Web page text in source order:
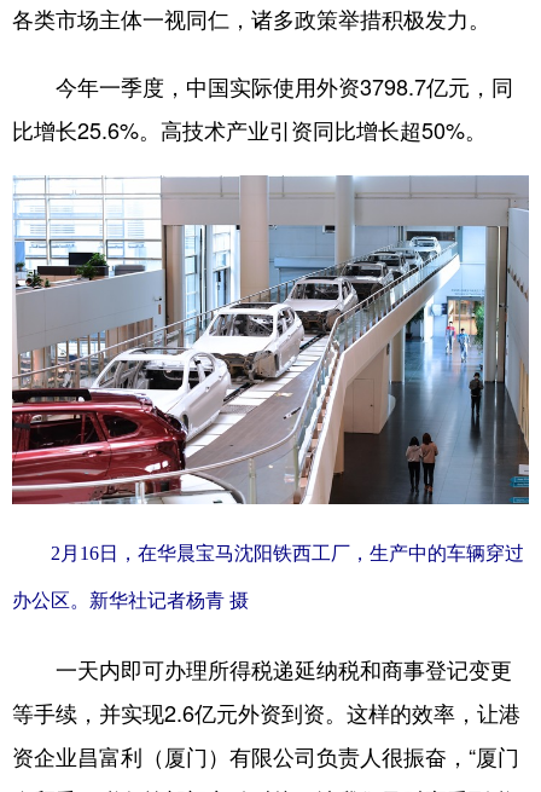
各类市场主体一视同仁，诸多政策举措积极发力。
今年一季度，中国实际使用外资3798.7亿元，同
比增长25.6%。高技术产业引资同比增长超50%。
2月16日，在华晨宝马沈阳铁西工厂，生产中的车辆穿过
办公区。新华社记者杨青 摄
一天内即可办理所得税递延纳税和商事登记变更
等手续，并实现2.6亿元外资到资。这样的效率，让港
资企业昌富利（厦门）有限公司负责人很振奋，“厦门